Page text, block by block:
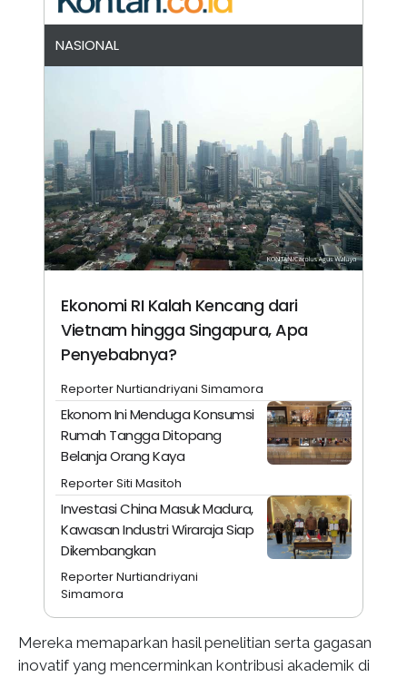
NASIONAL
Ekonomi RI Kalah Kencang dari
Vietnam hingga Singapura, Apa
Penyebabnya?
Reporter Nurtiandriyani Simamora
Ekonom Ini Menduga Konsumsi
Rumah Tangga Ditopang
Belanja Orang Kaya
Reporter Siti Masitoh
Investasi China Masuk Madura,
Kawasan Industri Wiraraja Siap
Dikembangkan
Reporter Nurtiandriyani
Simamora
Mereka memaparkan hasil penelitian serta gagasan
inovatif yang mencerminkan kontribusi akademik di